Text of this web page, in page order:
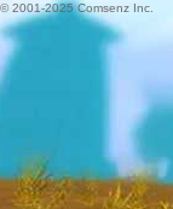
© 2001-2025Comsenz Inc.